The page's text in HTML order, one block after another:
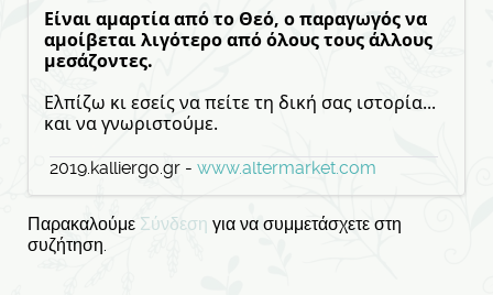
Είναι αμαρτία από το Θεό, ο παραγωγός να
αμοίβεται λιγότερο από όλους τους άλλους
μεσάζοντες.
Ελπίζω κι εσείς να πείτε τη δική σας ιστορία...
και να γνωριστούμε.
2019.kalliergo.gr - www.altermarket.com
Παρακαλούμε Σύνδεση για να συμμετάσχετε στη
συζήτηση.